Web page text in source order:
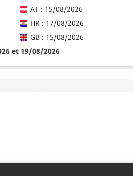
AT : 15/08/2026
HR : 17/08/2026
GB : 15/08/2026
et 19/08/2026